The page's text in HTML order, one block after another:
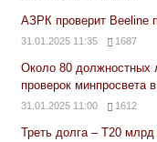
АЗРК проверит Beeline
31.01.2025 11:35 1687
Около 80 должностных
проверок минпросвета
31.01.2025 11:00 1612
Треть долга – Т20